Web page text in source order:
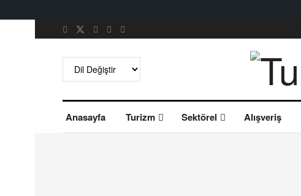
Anasayfa Turizm Sektörel Alışveriş